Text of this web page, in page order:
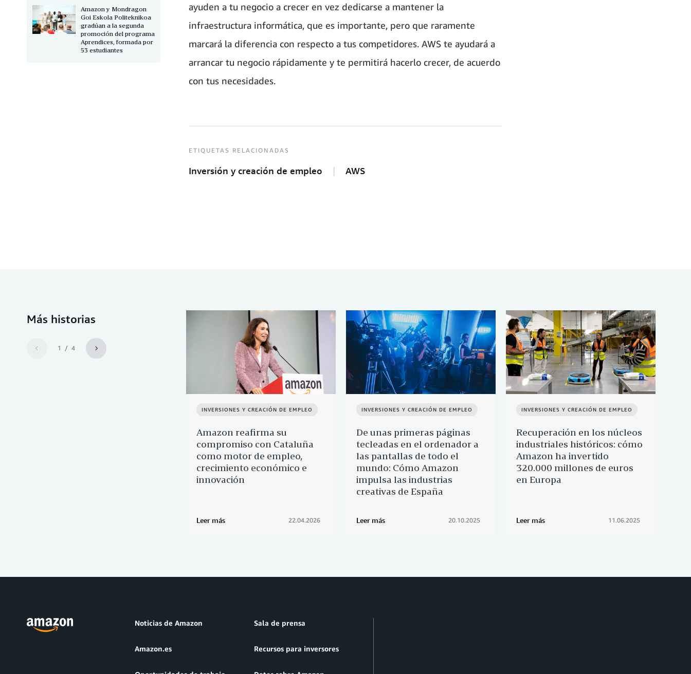
ayuden a tu negocio a crecer en vez dedicarse a mantener la
infraestructura informática, que es importante, pero que raramente
marcará la diferencia con respecto a tus competidores. AWS te ayudará a
arrancar tu negocio rápidamente y te permitirá hacerlo crecer, de acuerdo
con tus necesidades.
ETIQUETAS RELACIONADAS
Inversión y creación de empleo AWS
Amazon y Mondragon
Goi Eskola Politeknikoa
gradúan a la segunda
promoción del programa
Aprendices, formada por
53 estudiantes
Más historias
1 / 4
INVERSIONES Y CREACIÓN DE EMPLEO
Amazon reafirma su
compromiso con Cataluña
como motor de empleo,
crecimiento económico e
innovación
Leer más 22.04.2026
INVERSIONES Y CREACIÓN DE EMPLEO
De unas primeras páginas
tecleadas en el ordenador a
las pantallas de todo el
mundo: Cómo Amazon
impulsa las industrias
creativas de España
Leer más 20.10.2025
INVERSIONES Y CREACIÓN DE EMPLEO
Recuperación en los núcleos
industriales históricos: cómo
Amazon ha invertido
320.000 millones de euros
en Europa
Leer más 11.06.2025
Noticias de Amazon Sala de prensa
Amazon.es Recursos para inversores